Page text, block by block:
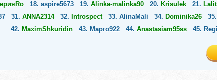
18. aspire5673 19. Alinka-malinka90 20. Krisulek 21.
31. ANNA2314 32. Introspect 33. AlinaMali 34. Dominika26 35.
42. MaximShkuridin 43. Марго922 44. Anastasiam95ss 45.